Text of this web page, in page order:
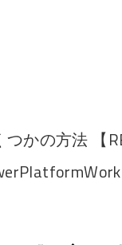
かの方法 【